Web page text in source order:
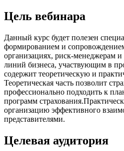
Цель вебинара
Данный курс будет полезен
формированием и
организациях, риск-менеджерам
линий бизнеса, участвующим в
содержит теоретическую и
Теоретическая часть позволит
профессионально подходить к
программ
организацию эффективного
представителями.
Целевая аудитория